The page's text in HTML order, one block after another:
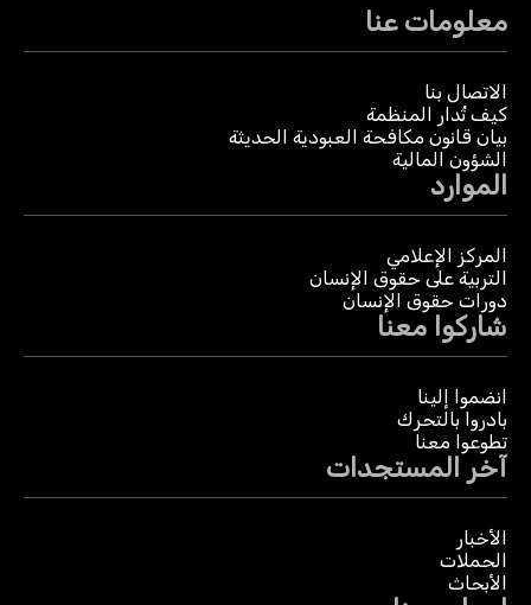
معلومات عنا
الاتصال بنا
كيف تُدار المنظمة
بيان قانون مكافحة العبودية الحديثة
الشؤون المالية
الموارد
المركز الإعلامي
التربية على حقوق الإنسان
دورات حقوق الإنسان
شاركوا معنا
انضموا إلينا
بادروا بالتحرك
تطوعوا معنا
آخر المستجدات
الأخبار
الحملات
الأبحاث